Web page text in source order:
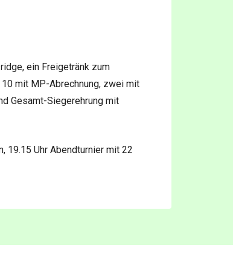
ein Freigetränk zum
mit MP-Abrechnung, zwei mit
Gesamt-Siegerehrung mit
19.15 Uhr Abendturnier mit 22